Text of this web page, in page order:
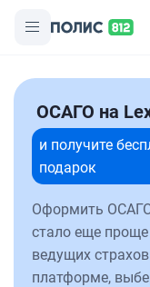
ОСАГО на
и получите
подарок
Оформить ОСАГО
стало еще
ведущих
платформе,